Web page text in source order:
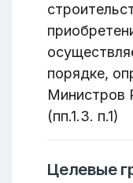
порядке,
Министров
(пп.1.3. п.1)
Целевые